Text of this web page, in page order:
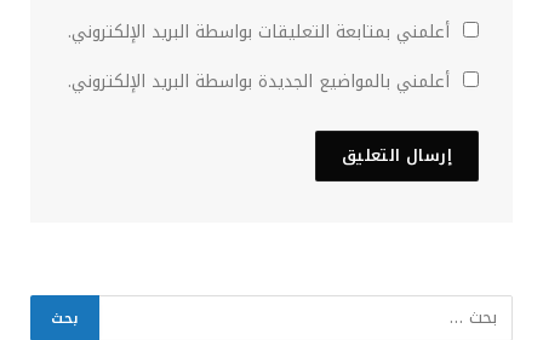
أعلمني بمتابعة التعليقات بواسطة البريد الإلكتروني.
أعلمني بالمواضيع الجديدة بواسطة البريد الإلكتروني.